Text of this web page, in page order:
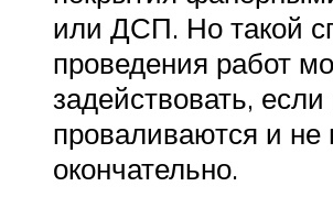
или ДСП. Но такой
проведения работ
задействовать,
проваливаются и не
окончательно.